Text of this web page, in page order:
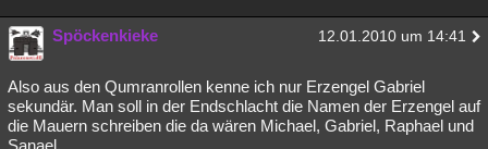
Spöckenkieke 12.01.2010 um 14:41
Also aus den Qumranrollen kenne ich nur Erzengel Gabriel
sekundär. Man soll in der Endschlacht die Namen der Erzengel auf
die Mauern schreiben die da wären Michael, Gabriel, Raphael und
Sanael.